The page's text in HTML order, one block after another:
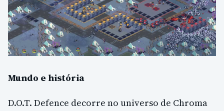
Mundo e história
D.O.T. Defence decorre no universo de Chroma